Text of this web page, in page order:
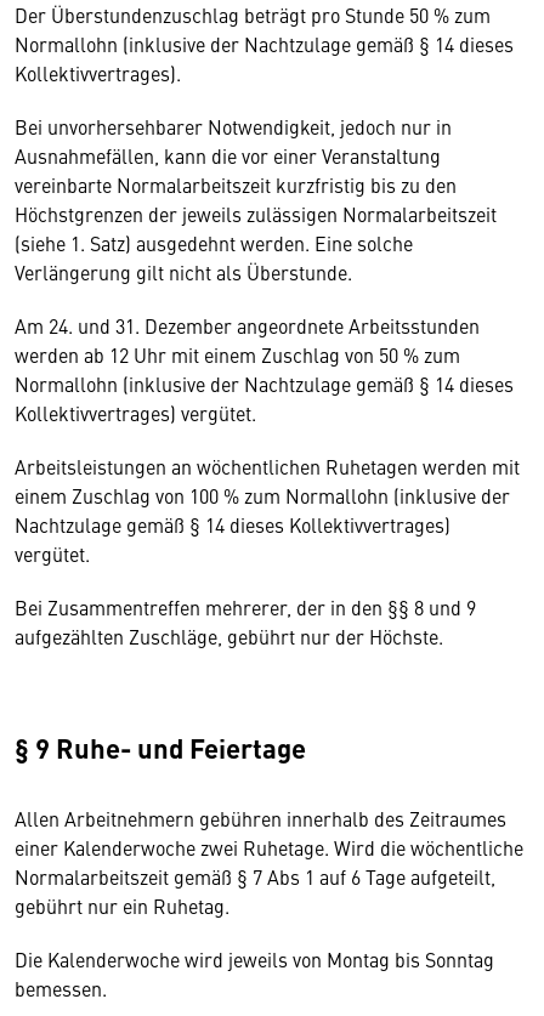
Der Überstundenzuschlag beträgt pro Stunde 50 % zum
Normallohn (inklusive der Nachtzulage gemäß § 14 dieses
Kollektivvertrages).
Bei unvorhersehbarer Notwendigkeit, jedoch nur in
Ausnahmefällen, kann die vor einer Veranstaltung
vereinbarte Normalarbeitszeit kurzfristig bis zu den
Höchstgrenzen der jeweils zulässigen Normalarbeitszeit
(siehe 1. Satz) ausgedehnt werden. Eine solche
Verlängerung gilt nicht als Überstunde.
Am 24. und 31. Dezember angeordnete Arbeitsstunden
werden ab 12 Uhr mit einem Zuschlag von 50 % zum
Normallohn (inklusive der Nachtzulage gemäß § 14 dieses
Kollektivvertrages) vergütet.
Arbeitsleistungen an wöchentlichen Ruhetagen werden mit
einem Zuschlag von 100 % zum Normallohn (inklusive der
Nachtzulage gemäß § 14 dieses Kollektivvertrages)
vergütet.
Bei Zusammentreffen mehrerer, der in den §§ 8 und 9
aufgezählten Zuschläge, gebührt nur der Höchste.
§ 9 Ruhe- und Feiertage
Allen Arbeitnehmern gebühren innerhalb des Zeitraumes
einer Kalenderwoche zwei Ruhetage. Wird die wöchentliche
Normalarbeitszeit gemäß § 7 Abs 1 auf 6 Tage aufgeteilt,
gebührt nur ein Ruhetag.
Die Kalenderwoche wird jeweils von Montag bis Sonntag
bemessen.